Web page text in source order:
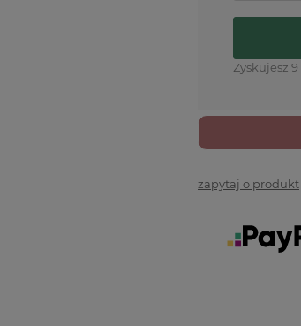
Zyskujesz 9
zapytaj o produkt